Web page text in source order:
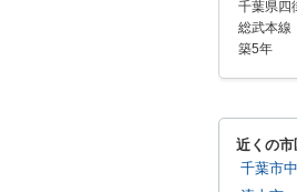
千葉県四
総武本線
築5年
近くの
千葉市